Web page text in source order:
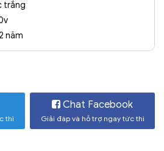
trắng
năm
thì
Chat Facebook
Giải đáp và hỗ trợ ngay tức thì